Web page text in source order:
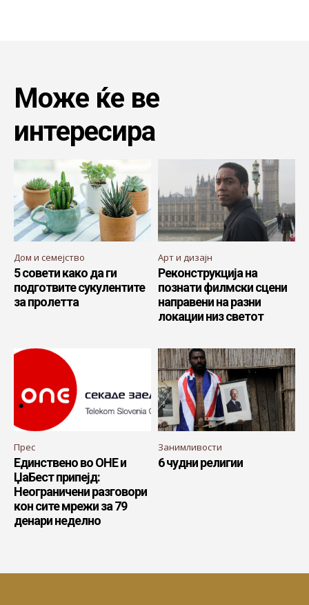
Може ќе ве
интересира
Дом и семејство
5 совети како да ги
подготвите сукулентите
за пролетта
Арт и дизајн
Реконструкција на
познати филмски сцени
направени на разни
локации низ светот
Прес
Единствено во ОНЕ и
ЏаБест припејд:
Неограничени разговори
кон сите мрежи за 79
денари неделно
Занимливости
6 чудни религии